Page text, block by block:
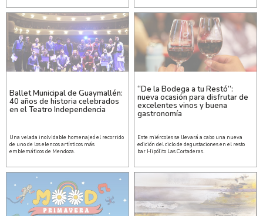
Ballet Municipal de Guaymallén:
40 años de historia celebrados
en el Teatro Independencia
Una velada inolvidable homenajeó el recorrido
de uno de los elencos artísticos más
emblemáticos de Mendoza.
“De la Bodega a tu Restó”:
nueva ocasión para disfrutar de
excelentes vinos y buena
gastronomía
Este miércoles se llevará a cabo una nueva
edición del ciclo de degustaciones en el resto
bar Hipólito Las Cortaderas.